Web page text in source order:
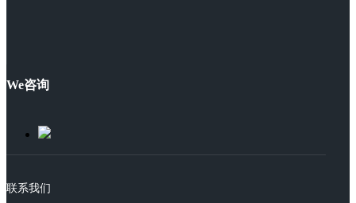
We咨询
联系我们